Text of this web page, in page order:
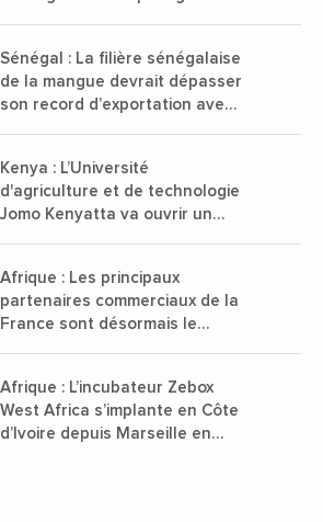
Sénégal : La filière sénégalaise
de la mangue devrait dépasser
son record d’exportation avec
Kenya : L’Université
d'agriculture et de technologie
Jomo Kenyatta va ouvrir un
sur son campus de Karen à
Nairobi dès janvier 2023
Afrique : Les principaux
partenaires commerciaux de la
France sont désormais le
Afrique : L’incubateur Zebox
West Africa s’implante en Côte
d’Ivoire depuis Marseille en